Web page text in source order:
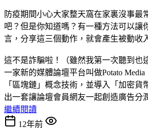
防疫期間小心大家整天窩在家裏沒事最
吧？但是你知道嗎？有一種方法可以讓
言，分享這三個動作，就會產生被動收
這不是詐騙啦！（雖然我第一次聽到也
一家新的媒體論壇平台叫做Potato
「區塊鏈」概念技術，並導入「加密貨
出一套讓論壇會員網友一起創造廣告分
繼續閱讀
12年前